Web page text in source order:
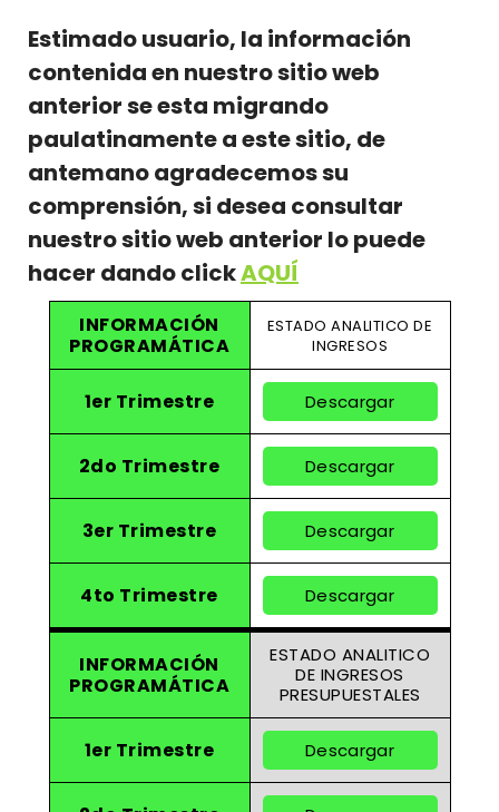
Estimado usuario, la información
contenida en nuestro sitio web
anterior se esta migrando
paulatinamente a este sitio, de
antemano agradecemos su
comprensión, si desea consultar
nuestro sitio web anterior lo puede
hacer dando clickAQUÍ
INFORMACIÓN
PROGRAMÁTICA
ESTADO ANALITICO DE
INGRESOS
1er Trimestre Descargar
2do Trimestre Descargar
3er Trimestre Descargar
4to Trimestre Descargar
INFORMACIÓN
PROGRAMÁTICA
ESTADO ANALITICO
DE INGRESOS
PRESUPUESTALES
1er Trimestre Descargar